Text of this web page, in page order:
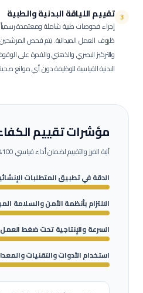
3 تقييم اللياقة البدنية والطبية
إجراء فحوصات طبية شاملة ومعتمدة
ظروف العمل الميدانية.يتم فحص المرشحين
والتركيز البصري والذهني والقدرة على
البدنية القياسية للوظيفة دون أي موانع
مؤشرات تقييم
آلية الفرز والتقييم لضمان أداء قياسي 100% بموقع العمل.
الدقة في تطبيق المتطلبات
الالتزام بأنظمة الأمن والسلامة
السرعة والإنتاجية تحت ضغط
استخدام الأدوات والتقنيات